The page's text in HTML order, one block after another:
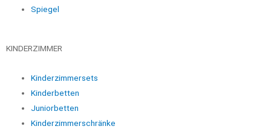
Spiegel
KINDERZIMMER
Kinderzimmersets
Kinderbetten
Juniorbetten
Kinderzimmerschränke